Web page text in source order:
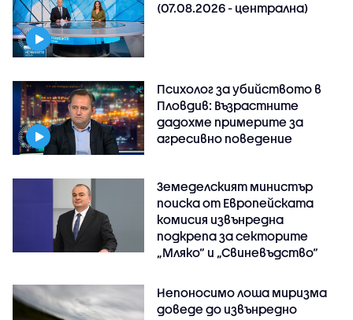
(07.08.2026 - централна)
Психолог за убийството в
Пловдив: Възрастните
дадохме примерите за
агресивно поведение
Земеделският министър
поиска от Европейската
комисия извънредна
подкрепа за секторите
„Мляко“ и „Свиневъдство“
Непоносимо лоша миризма
доведе до извънредно